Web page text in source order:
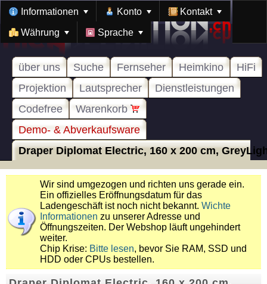
Informationen Konto Kontakt
Währung Sprache
über uns Suche Fernseher Heimkino
HiFi
Projektion
Lautsprecher
Dienstleistungen
Codefree
Warenkorb
Demo- & Abverkaufsware
Draper Diplomat Electric, 160 x 200 cm,
Wir sind umgezogen und richten uns gerade ein.
Ein offizielles Eröffnungsdatum für das
Ladengeschäft ist noch nicht bekannt. Wichte
Informationen zu unserer Adresse und
Öffnungszeiten. Der Webshop läuft ungehindert
weiter.
Chip Krise: Bitte lesen, bevor Sie RAM, SSD und
HDD oder CPUs bestellen.